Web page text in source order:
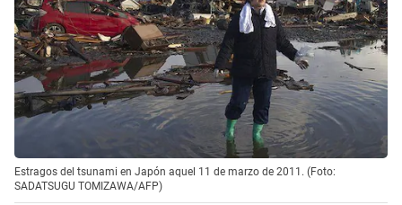
Estragos del tsunami en Japón aquel 11 de marzo de 2011. (Foto:
SADATSUGU TOMIZAWA/AFP)